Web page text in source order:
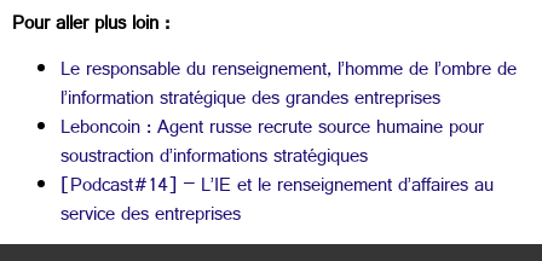
Pour aller plus loin :
Le responsable du renseignement, l’homme de l’ombre de
l’information stratégique des grandes entreprises
Leboncoin : Agent russe recrute source humaine pour
soustraction d’informations stratégiques
[Podcast#14] – L’IE et le renseignement d’affaires au
service des entreprises